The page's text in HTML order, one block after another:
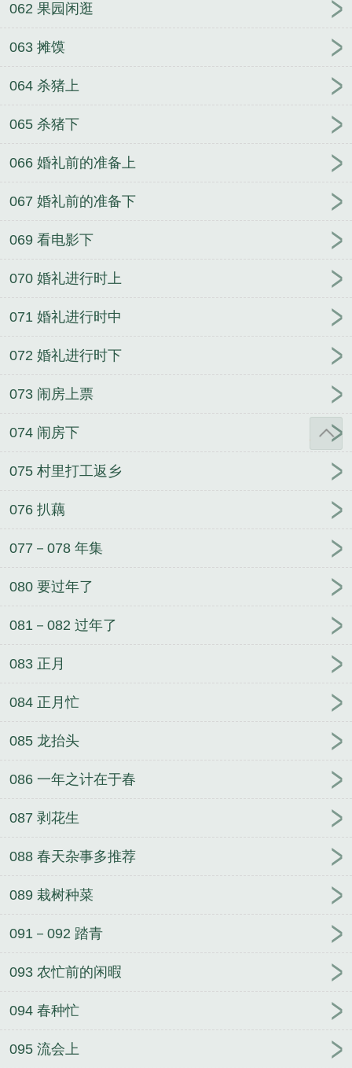
062 果园闲逛
063 摊馍
064 杀猪上
065 杀猪下
066 婚礼前的准备上
067 婚礼前的准备下
069 看电影下
070 婚礼进行时上
071 婚礼进行时中
072 婚礼进行时下
073 闹房上票
074 闹房下
075 村里打工返乡
076 扒藕
077－078 年集
080 要过年了
081－082 过年了
083 正月
084 正月忙
085 龙抬头
086 一年之计在于春
087 剥花生
088 春天杂事多推荐
089 栽树种菜
091－092 踏青
093 农忙前的闲暇
094 春种忙
095 流会上